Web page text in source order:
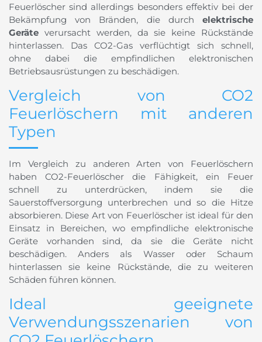
Feuerlöscher sind allerdings besonders effektiv bei der
Bekämpfung von Bränden, die durch elektrische
Geräte verursacht werden, da sie keine Rückstände
hinterlassen. Das CO2-Gas verflüchtigt sich schnell,
ohne dabei die empfindlichen elektronischen
Betriebsausrüstungen zu beschädigen.
Vergleich von CO2
Feuerlöschern mit anderen
Typen
Im Vergleich zu anderen Arten von Feuerlöschern
haben CO2-Feuerlöscher die Fähigkeit, ein Feuer
schnell zu unterdrücken, indem sie die
Sauerstoffversorgung unterbrechen und so die Hitze
absorbieren. Diese Art von Feuerlöscher ist ideal für den
Einsatz in Bereichen, wo empfindliche elektronische
Geräte vorhanden sind, da sie die Geräte nicht
beschädigen. Anders als Wasser oder Schaum
hinterlassen sie keine Rückstände, die zu weiteren
Schäden führen können.
Ideal geeignete
Verwendungsszenarien von